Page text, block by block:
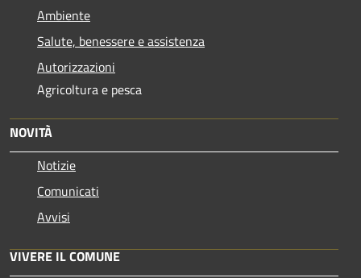
Ambiente
Salute, benessere e assistenza
Autorizzazioni
Agricoltura e pesca
NOVITÀ
Notizie
Comunicati
Avvisi
VIVERE IL COMUNE